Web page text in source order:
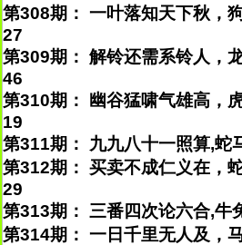
第308期： 一叶落知天下秋，
27
第309期： 解铃还需系铃人，
46
第310期： 幽谷猛啸气雄高，
19
第311期： 九九八十一照算,蛇
第312期： 买卖不成仁义在，
29
第313期： 三番四次论六合,牛
第314期： 一日千里无人及，